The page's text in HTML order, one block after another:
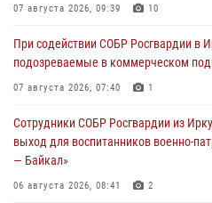
07 августа 2026, 09:39 10
При содействии СОБР Росгвардии в
подозреваемые в коммерческом
07 августа 2026, 07:40 1
Сотрудники СОБР Росгвардии из
выход для воспитанников военно-
— Байкал»
06 августа 2026, 08:41 2